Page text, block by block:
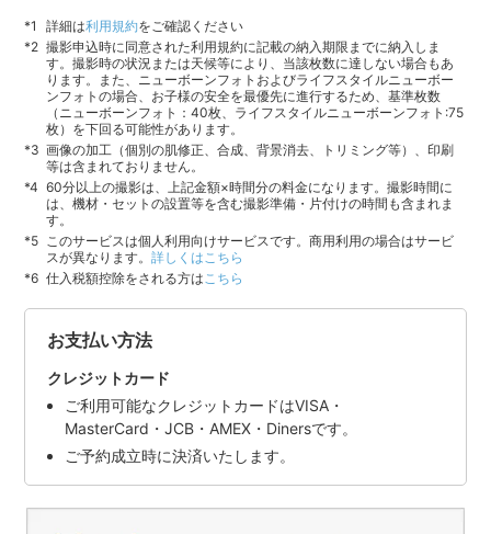
詳細は利用規約をご確認ください
撮影申込時に同意された利用規約に記載の納入期限までに納入しま
す。撮影時の状況または天候等により、当該枚数に達しない場合もあ
ります。また、ニューボーンフォトおよびライフスタイルニューボー
ンフォトの場合、お子様の安全を最優先に進行するため、基準枚数
（ニューボーンフォト：40枚、ライフスタイルニューボーンフォト:75
枚）を下回る可能性があります。
画像の加工（個別の肌修正、合成、背景消去、トリミング等）、印刷
等は含まれておりません。
60分以上の撮影は、上記金額×時間分の料金になります。撮影時間に
は、機材・セットの設置等を含む撮影準備・片付けの時間も含まれま
す。
このサービスは個人利用向けサービスです。商用利用の場合はサービ
スが異なります。詳しくはこちら
仕入税額控除をされる方は こちら
お支払い方法
クレジットカード
ご利用可能なクレジットカードはVISA・
MasterCard・JCB・AMEX・Dinersです。
ご予約成立時に決済いたします。